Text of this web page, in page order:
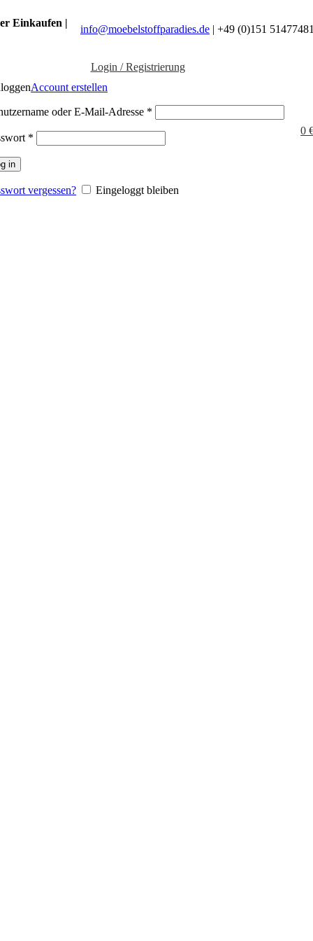
Einkaufen |
info@moebelstoffparadies.de | +49 (0)151
Login / Registrierung
Account erstellen
oder E-Mail-Adresse *
*
in
vergessen? Eingeloggt bleiben
0